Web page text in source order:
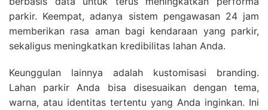
parkir. Keempat, adanya sistem pengawasan 24 jam
memberikan rasa aman bagi kendaraan yang parkir,
sekaligus meningkatkan kredibilitas lahan Anda.
Keunggulan lainnya adalah kustomisasi branding.
Lahan parkir Anda bisa disesuaikan dengan tema,
warna, atau identitas tertentu yang Anda inginkan. Ini